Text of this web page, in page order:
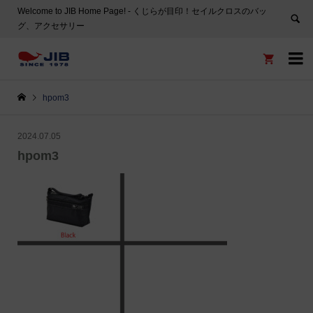
Welcome to JIB Home Page! ‐ くじらが目印！セイルクロスのバッ
グ、アクセサリー


hpom3
2024.07.05
hpom3